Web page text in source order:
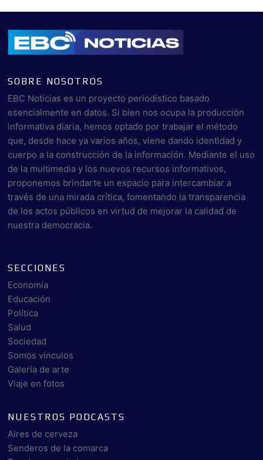
SOBRE NOSOTROS
EBC Noticias es un proyecto periodístico basado
esencialmente en datos. Si bien nos ocupa la producción
informativa diaria, hemos optado por trabajar el método
que, desde hace ya varios años, viene dando identidad y
cuerpo a la construcción de la información. Mediante el uso
de la multimedia y los nuevos recursos informativos,
proponemos brindarte un espacio para intercambiar a
través de una mirada crítica, fomentando la transparencia
de los actos públicos en virtud de mejorar la calidad de
nuestra democracia.
SECCIONES
Economía
Educación
Política
Salud
Sociedad
Somos vínculos
Galería de arte
Viaje en fotos
NUESTROS PODCASTS
Aires de cerveza
Senderos de la comarca